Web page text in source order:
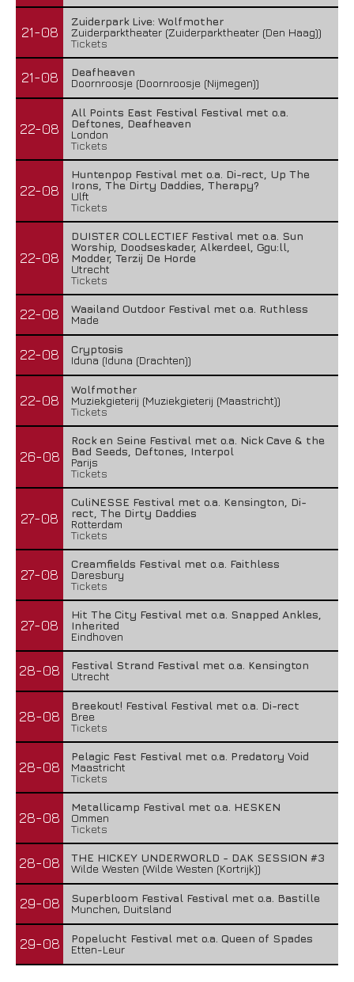
21-08
Zuiderpark Live: Wolfmother
Zuiderparktheater (Zuiderparktheater (Den Haag))
Tickets
21-08
Deafheaven
Doornroosje (Doornroosje (Nijmegen))
22-08
All Points East Festival Festival met o.a.
Deftones, Deafheaven
London
Tickets
22-08
Huntenpop Festival met o.a. Di-rect, Up The
Irons, The Dirty Daddies, Therapy?
Ulft
Tickets
22-08
DUISTER COLLECTIEF Festival met o.a. Sun
Worship, Doodseskader, Alkerdeel, Ggu:ll,
Modder, Terzij De Horde
Utrecht
Tickets
22-08
Waailand Outdoor Festival met o.a. Ruthless
Made
22-08
Cryptosis
Iduna (Iduna (Drachten))
22-08
Wolfmother
Muziekgieterij (Muziekgieterij (Maastricht))
Tickets
26-08
Rock en Seine Festival met o.a. Nick Cave & the
Bad Seeds, Deftones, Interpol
Parijs
Tickets
27-08
CuliNESSE Festival met o.a. Kensington, Di-
rect, The Dirty Daddies
Rotterdam
Tickets
27-08
Creamfields Festival met o.a. Faithless
Daresbury
Tickets
27-08
Hit The City Festival met o.a. Snapped Ankles,
Inherited
Eindhoven
28-08
Festival Strand Festival met o.a. Kensington
Utrecht
28-08
Breekout! Festival Festival met o.a. Di-rect
Bree
Tickets
28-08
Pelagic Fest Festival met o.a. Predatory Void
Maastricht
Tickets
28-08
Metallicamp Festival met o.a. HESKEN
Ommen
Tickets
28-08
THE HICKEY UNDERWORLD - DAK SESSION #3
Wilde Westen (Wilde Westen (Kortrijk))
29-08
Superbloom Festival Festival met o.a. Bastille
Munchen, Duitsland
29-08
Popelucht Festival met o.a. Queen of Spades
Etten-Leur